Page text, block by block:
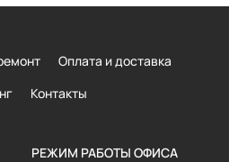
Оплата и доставка
Контакты
РЕЖИМ РАБОТЫ ОФИСА